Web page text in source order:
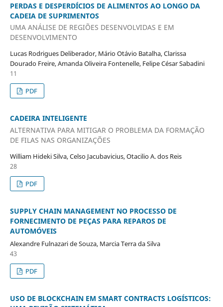
PERDAS E DESPERDÍCIOS DE ALIMENTOS AO LONGO DA
CADEIA DE SUPRIMENTOS
UMA ANÁLISE DE REGIÕES DESENVOLVIDAS E EM
DESENVOLVIMENTO
Lucas Rodrigues Deliberador, Mário Otávio Batalha, Clarissa
Dourado Freire, Amanda Oliveira Fontenelle, Felipe César Sabadini
11
PDF
CADEIRA INTELIGENTE
ALTERNATIVA PARA MITIGAR O PROBLEMA DA FORMAÇÃO
DE FILAS NAS ORGANIZAÇÕES
William Hideki Silva, Celso Jacubavicius, Otacilio A. dos Reis
28
PDF
SUPPLY CHAIN MANAGEMENT NO PROCESSO DE
FORNECIMENTO DE PEÇAS PARA REPAROS DE
AUTOMÓVEIS
Alexandre Fulnazari de Souza, Marcia Terra da Silva
43
PDF
USO DE BLOCKCHAIN EM SMART CONTRACTS LOGÍSTICOS: